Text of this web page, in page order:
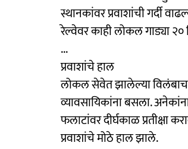
स्थानकांवर प्रवाशांची गर्दी
रेल्वेवर काही लोकल गाड्या २०
...
प्रवाशांचे हाल
लोकल सेवेत झालेल्या विलंबाचा
व्यावसायिकांना बसला.
फलाटांवर दीर्घकाळ प्रतीक्षा
प्रवाशांचे मोठे हाल झाले.